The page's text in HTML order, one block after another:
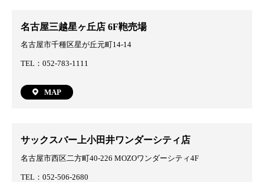
名古屋三越星ヶ丘店 6F鞄売場
名古屋市千種区星が丘元町14-14
TEL：052-783-1111
MAP
サックスバー上小田井ワンダーシティ店
名古屋市西区二方町40-226 MOZOワンダーシティ4F
TEL：052-506-2680